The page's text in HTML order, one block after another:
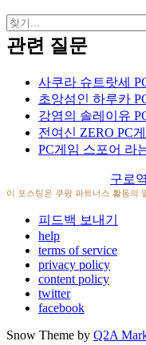
관련 질문
사쿠라 슈트랏세
초앙섬인 하루카
강염의 솔레이유
전여신 ZERO PC
PC게임 스포어 라
구로
이 포스팅은 쿠팡 파트너스 활동의
피드백 보내기
help
terms of service
privacy policy
content policy
twitter
facebook
Snow Theme by Q2A